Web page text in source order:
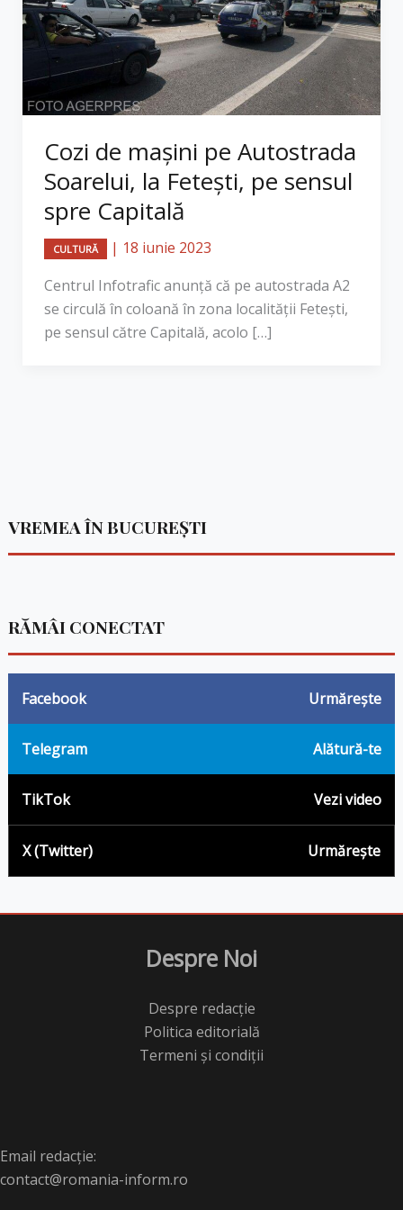
Cozi de mașini pe Autostrada
Soarelui, la Fetești, pe sensul
spre Capitală
CULTURĂ | 18 iunie 2023
Centrul Infotrafic anunță că pe autostrada A2
se circulă în coloană în zona localității Fetești,
pe sensul către Capitală, acolo […]
VREMEA ÎN BUCUREȘTI
RĂMÂI CONECTAT
Facebook Urmărește
Telegram Alătură-te
TikTok Vezi video
X (Twitter) Urmărește
Despre Noi
Despre redacție
Politica editorială
Termeni și condiții
Email redacție:
contact@romania-inform.ro